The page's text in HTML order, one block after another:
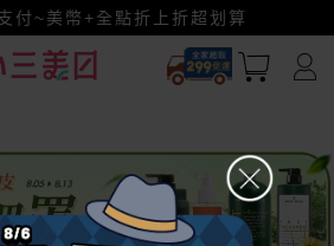
~換好禮~立即換GO~
付~美幣+全點折上折超划算